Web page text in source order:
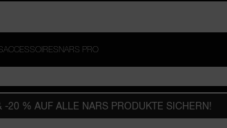
ACCESSOIRESNARS PRO
-20 % AUF ALLE NARS PRODUKTE SICHERN!